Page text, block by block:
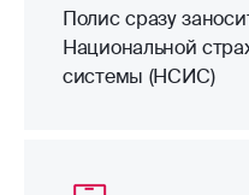
Полис сразу
Национальной
системы (НСИС)